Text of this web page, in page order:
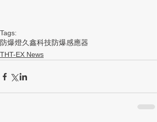
Tags:
防爆燈久鑫科技防爆感應器
THT-EX News